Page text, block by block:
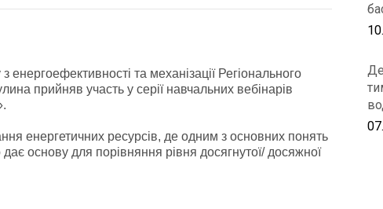
енергоефективності та механізації Регіонального
прийняв участь у серії навчальних вебінарів
енергетичних ресурсів, де одним з основних понять
основу для порівняння рівня досягнутої/ досяжної